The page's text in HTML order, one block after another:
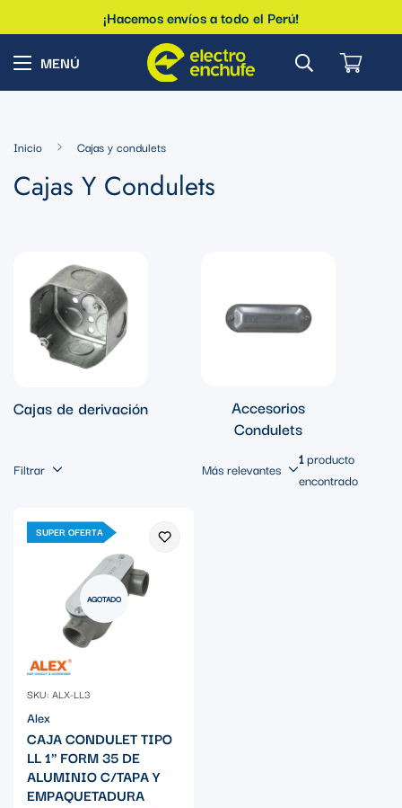
¡Hacemos envíos a todo el Perú!
Inicio Cajas y condulets
Cajas Y Condulets
Cajas de derivación
Accesorios
Condulets
Filtrar Más relevantes
1producto
encontrado
SUPER OFERTA
AGOTADO
SKU: ALX-LL3
Alex
CAJA CONDULET TIPO
LL 1" FORM 35 DE
ALUMINIO C/TAPA Y
EMPAQUETADURA